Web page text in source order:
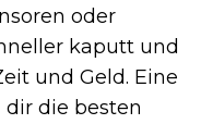
oder
kaputt und
und Geld. Eine
die besten